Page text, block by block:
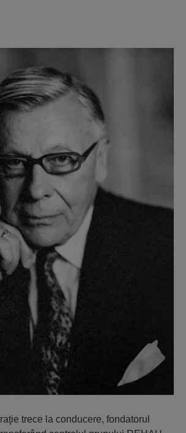
trece la conducere, fondatorul